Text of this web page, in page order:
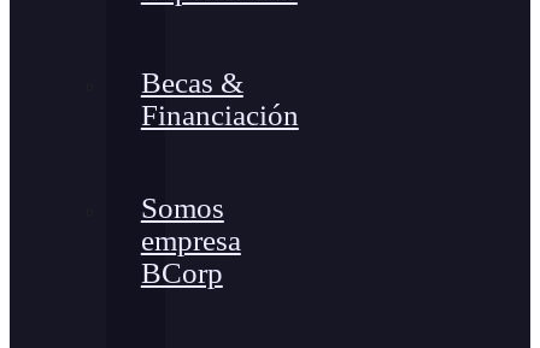
Becas &
Financiación
Somos
empresa
BCorp